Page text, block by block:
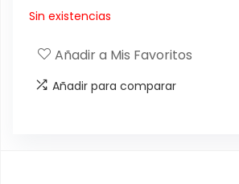
Sin existencias
Añadir a Mis Favoritos
Añadir para comparar